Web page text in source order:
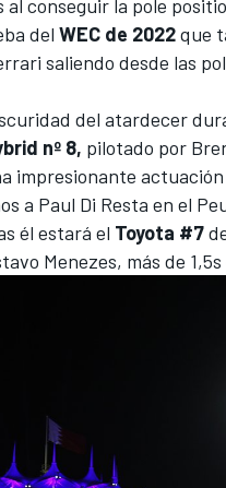
al conseguir la pole
del WEC de 2022que
saliendo desde las
del atardecer
nº 8, pilotado por
impresionante
a Paul Di Resta en el
él estará el Toyota #7
Menezes, más de